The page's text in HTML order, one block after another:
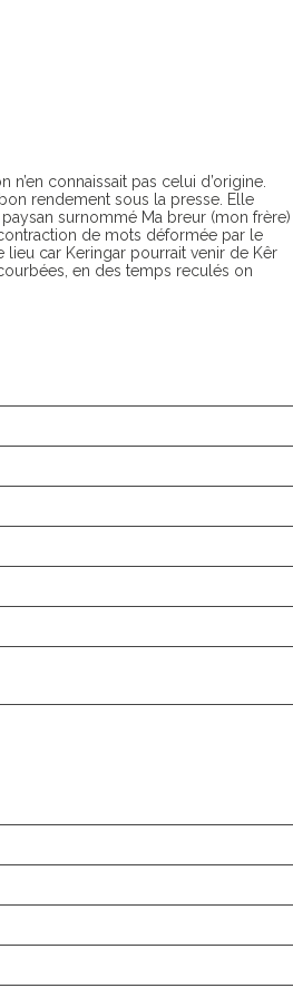
connaissait pas celui d’origine.
rendement sous la presse. Elle
surnommé Ma breur (mon frère)
de mots déformée par le
car Keringar pourrait venir de Kêr
en des temps reculés on